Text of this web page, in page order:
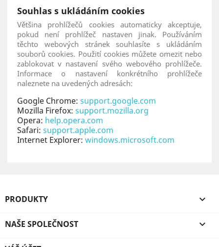
Souhlas s ukládáním cookies
Většina prohlížečů cookies automaticky akceptuje,
pokud není prohlížeč nastaven jinak. Používáním
těchto webových stránek souhlasíte s ukládáním
souborů cookies. Použití cookies můžete omezit nebo
zablokovat v nastavení svého webového prohlížeče.
Informace o nastavení konkrétního prohlížeče
naleznete na uvedených adresách:
Google Chrome: support.google.com
Mozilla Firefox: support.mozilla.org
Opera: help.opera.com
Safari: support.apple.com
Internet Explorer: windows.microsoft.com
PRODUKTY 
NAŠE SPOLEČNOST 